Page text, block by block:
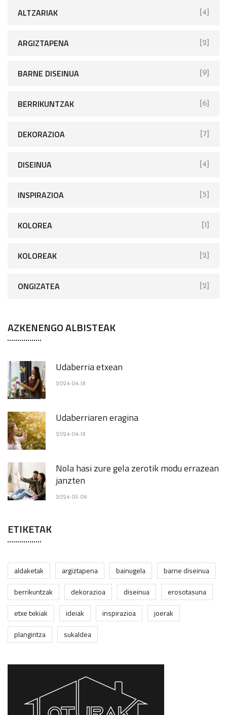
ALTZARIAK [4]
ARGIZTAPENA [2]
BARNE DISEINUA [9]
BERRIKUNTZAK [6]
DEKORAZIOA [7]
DISEINUA [4]
INSPIRAZIOA [5]
KOLOREA [1]
KOLOREAK [2]
ONGIZATEA [2]
AZKENENGO ALBISTEAK
Udaberria etxean
2024-04-18
Udaberriaren eragina
2024-04-18
Nola hasi zure gela zerotik modu errazean
janzten
2024-03-09
ETIKETAK
aldaketak argiztapena bainugela
barne diseinua
berrikuntzak
dekorazioa diseinua
erosotasuna
etxe txikiak
ideiak inspirazioa
joerak
plangintza
sukaldea